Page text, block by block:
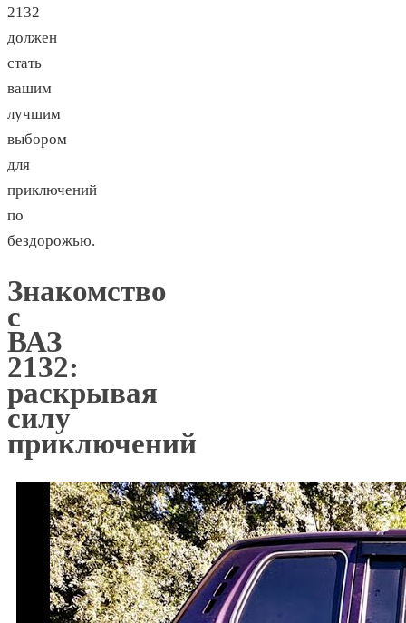
2132
должен
стать
вашим
лучшим
выбором
для
приключений
по
бездорожью.
Знакомство
с
ВАЗ
2132:
раскрывая
силу
приключений